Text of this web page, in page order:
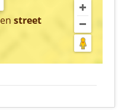
en street